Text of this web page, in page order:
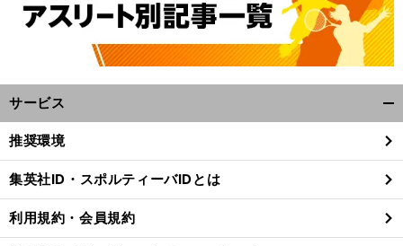
サービス
閉
る
推奨環境
集英社ID・スポルティーバIDとは
利用規約・会員規約